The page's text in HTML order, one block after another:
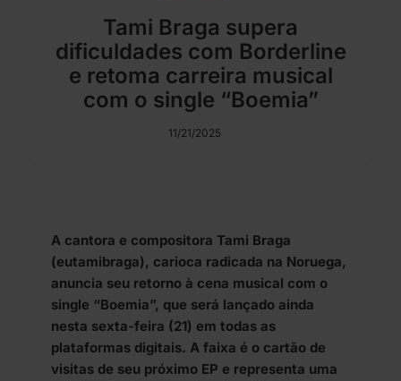
Tami Braga supera
dificuldades com Borderline
e retoma carreira musical
com o single “Boemia”
11/21/2025
A cantora e compositora Tami Braga
(eutamibraga), carioca radicada na Noruega,
anuncia seu retorno à cena musical com o
single “Boemia”, que será lançado ainda
nesta sexta-feira (21) em todas as
plataformas digitais. A faixa é o cartão de
visitas de seu próximo EP e representa uma